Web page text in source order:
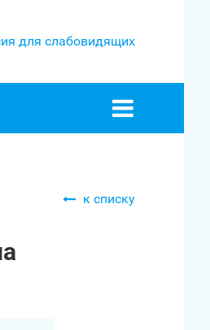
для слабовидящих
к списку